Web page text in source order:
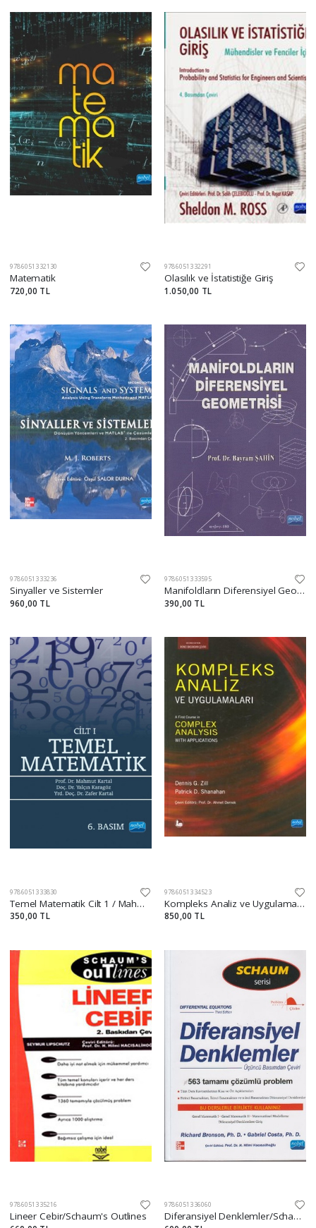
9786051332130
Matematik
720,00 TL
9786051332291
Olasılık ve İstatistiğe Giriş
1.050,00 TL
9786051333236
Sinyaller ve Sistemler
960,00 TL
9786051333595
Manifoldların Diferensiyel Geometrisi
390,00 TL
9786051333830
Temel Matematik Cilt 1 / Mahmut Kartal
350,00 TL
9786051334523
Kompleks Analiz ve Uygulamaları
850,00 TL
9786051335216
Lineer Cebir/Schaum's Outlines
9786051336060
Diferansiyel Denklemler/Schaum's Outlines